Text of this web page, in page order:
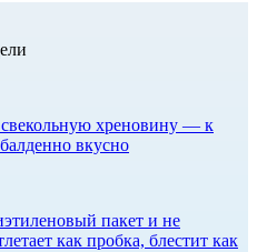
хреновину — к
вкусно
пакет и не
как пробка, блестит как